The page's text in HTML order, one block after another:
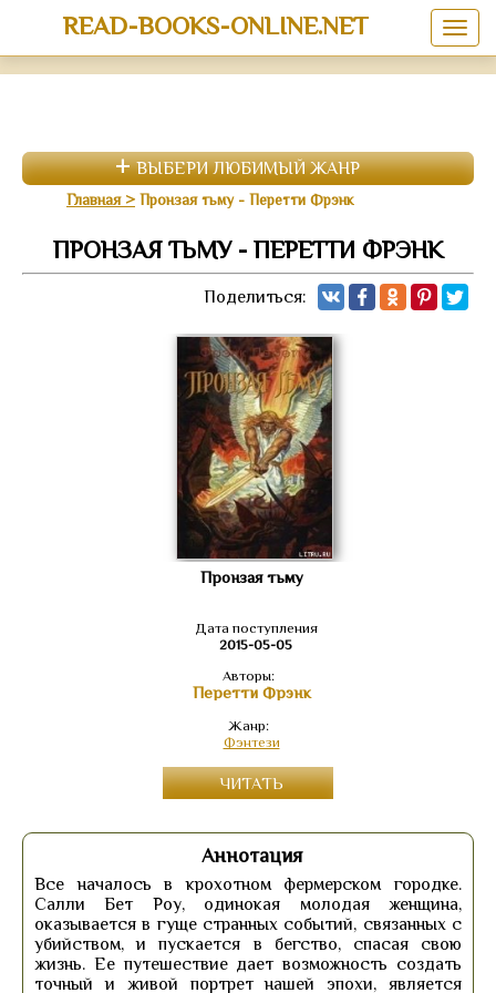
READ-BOOKS-ONLINE.NET
ВЫБЕРИ ЛЮБИМЫЙ ЖАНР
Главная Пронзая тьму - Перетти Фрэнк
ПРОНЗАЯ ТЬМУ - ПЕРЕТТИ ФРЭНК
Поделиться:
Пронзая тьму
Дата поступления
2015-05-05
Авторы:
Перетти Фрэнк
Жанр:
Фэнтези
ЧИТАТЬ
Аннотация
Все началось в крохотном фермерском городке.
Салли Бет Роу, одинокая молодая женщина,
оказывается в гуще странных событий, связанных с
убийством, и пускается в бегство, спасая свою
жизнь. Ее путешествие дает возможность создать
точный и живой портрет нашей эпохи, является